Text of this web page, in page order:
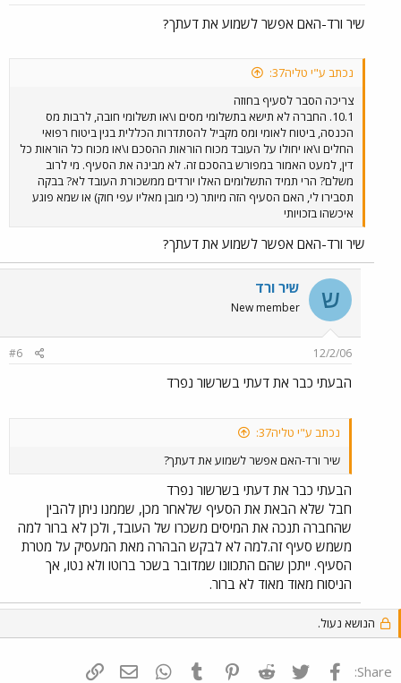
שיר ורד-האם אפשר לשמוע את דעתך?
נכתב ע"י טליה37:
צריכה הסבר לסעיף בחוזה
10.1. החברה לא תישא בתשלומי מסים ו\או תשלומי חובה, לרבות מס
הכנסה, ביטוח לאומי ומס מקביל להסתדרות הכללית בגין ביטוח רפואי
החלים ו\או יחולו על העובד מכוח הוראות ההסכם ו\או מכוח כל הוראות כל
דין, למעט האמור במפורש בהסכם זה. לא מבינה את הסעיף. מי לרוב
משלם? הרי תמיד התשלומים האלו יורדים ממשכורת העובד לא? בבקה
תסבירו לי, האם הסעיף הזה מיותר (כי מובן מאליו עפי חוק) או שמא פוגע
איכשהו בזכויותי
שיר ורד-האם אפשר לשמוע את דעתך?
ש שיר ורד
New member
12/2/06
#6
הבעתי כבר את דעתי בשרשור נפרד
נכתב ע"י טליה37:
שיר ורד-האם אפשר לשמוע את דעתך?
הבעתי כבר את דעתי בשרשור נפרד
חבל שלא הבאת את הסעיף שלאחר מכן, שממנו ניתן להבין
שהחברה תנכה את המיסים משכרו של העובד, ולכן לא ברור למה
משמש סעיף זה.למה לא לבקש הבהרה מאת המעסיק על מטרת
הסעיף. ייתכן שהם התכוונו שמדובר בשכר ברוטו ולא נטו, אך
הניסוח מאוד מאוד לא ברור.
הנושא נעול.
Share: פייסבוק Twitter
Reddit
Pinterest
Tumblr
WhatsAppדואר אלקטרוני